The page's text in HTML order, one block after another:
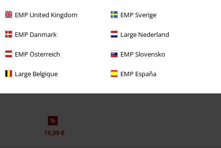
EMP United Kingdom EMP Sverige
EMP Danmark Large Nederland
EMP Österreich EMP Slovensko
Large Belgique EMP España
%
16,99 €